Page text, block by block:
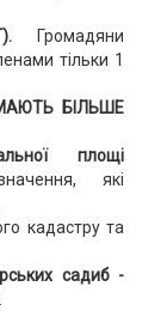
Громадяни
тільки 1
БІЛЬШЕ
площі
які
кадастру та
садиб -